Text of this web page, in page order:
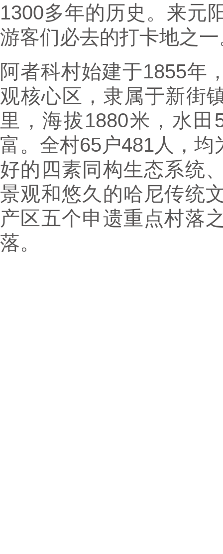
1300多年的历史。来元
游客们必去的打卡地之
阿者科村始建于1855年
观核心区，隶属于新街
里，海拔1880米，水
富。全村65户481人，
好的四素同构生态系统
景观和悠久的哈尼传统
产区五个申遗重点村落
落。